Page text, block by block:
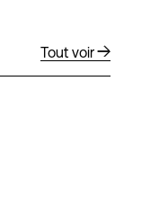
Tout voir